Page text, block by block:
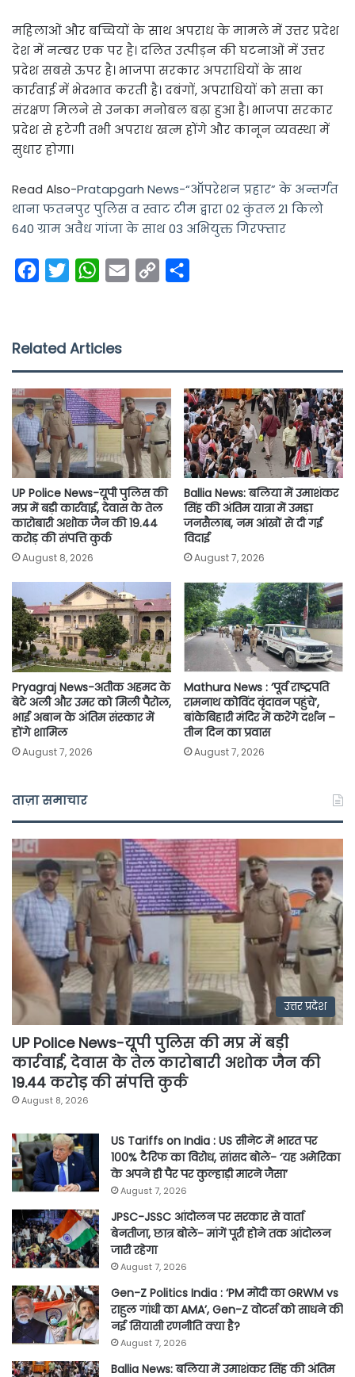
महिलाओं और बच्चियों के साथ अपराध के मामले में उत्तर प्रदेश
देश में नम्बर एक पर है। दलित उत्पीड़न की घटनाओं में उत्तर
प्रदेश सबसे ऊपर है। भाजपा सरकार अपराधियों के साथ
कार्रवाई में भेदभाव करती है। दबंगों, अपराधियों को सत्ता का
संरक्षण मिलने से उनका मनोबल बढ़ा हुआ है। भाजपा सरकार
प्रदेश से हटेगी तभी अपराध खत्म होंगे और कानून व्यवस्था में
सुधार होगा।
Read Also-Pratapgarh News-“ऑपरेशन प्रहार” के अन्तर्गत
थाना फतनपुर पुलिस व स्वाट टीम द्वारा 02 कुंतल 21 किलो
640 ग्राम अवैध गांजा के साथ 03 अभियुक्त गिरफ्तार
e
o
o
k
t
e
r
W
t
A
p
p
i
n
k
Related Articles
UP Police News-यूपी पुलिस की
मप्र में बड़ी कार्रवाई, देवास के तेल
कारोबारी अशोक जैन की 19.44
करोड़ की संपत्ति कुर्क
August 8, 2026
Ballia News: बलिया में उमाशंकर
सिंह की अंतिम यात्रा में उमड़ा
जनसैलाब, नम आंखों से दी गई
विदाई
August 7, 2026
Pryagraj News-अतीक अहमद के
बेटे अली और उमर को मिली पैरोल,
भाई अबान के अंतिम संस्कार में
होंगे शामिल
August 7, 2026
Mathura News : ‘पूर्व राष्ट्रपति
रामनाथ कोविंद वृंदावन पहुंचे’,
बांकेबिहारी मंदिर में करेंगे दर्शन –
तीन दिन का प्रवास
August 7, 2026
ताज़ा समाचार
उत्तर प्रदेश
UP Police News-यूपी पुलिस की मप्र में बड़ी
कार्रवाई, देवास के तेल कारोबारी अशोक जैन की
19.44 करोड़ की संपत्ति कुर्क
August 8, 2026
US Tariffs on India : US सीनेट में भारत पर
100% टैरिफ का विरोध, सांसद बोले- ‘यह अमेरिका
के अपने ही पैर पर कुल्हाड़ी मारने जैसा’
August 7, 2026
JPSC-JSSC आंदोलन पर सरकार से वार्ता
बेनतीजा, छात्र बोले- मांगें पूरी होने तक आंदोलन
जारी रहेगा
August 7, 2026
Gen-Z Politics India : ‘PM मोदी का GRWM vs
राहुल गांधी का AMA’, Gen-Z वोटर्स को साधने की
नई सियासी रणनीति क्या है?
August 7, 2026
Ballia News: बलिया में उमाशंकर सिंह की अंतिम